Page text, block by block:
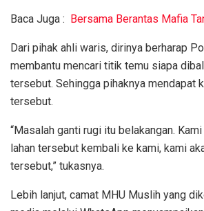
Baca Juga : Bersama Berantas Mafia
Dari pihak ahli waris, dirinya berharap
membantu mencari titik temu siapa
tersebut. Sehingga pihaknya mendapat
tersebut.
“Masalah ganti rugi itu belakangan.
lahan tersebut kembali ke kami, kami
tersebut,” tukasnya.
Lebih lanjut, camat MHU Muslih yang